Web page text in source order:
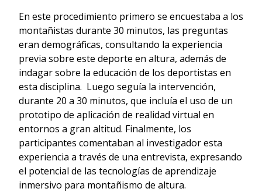
En este procedimiento primero se encuestaba a los
montañistas durante 30 minutos, las preguntas
eran demográficas, consultando la experiencia
previa sobre este deporte en altura, además de
indagar sobre la educación de los deportistas en
esta disciplina. Luego seguía la intervención,
durante 20 a 30 minutos, que incluía el uso de un
prototipo de aplicación de realidad virtual en
entornos a gran altitud. Finalmente, los
participantes comentaban al investigador esta
experiencia a través de una entrevista, expresando
el potencial de las tecnologías de aprendizaje
inmersivo para montañismo de altura.